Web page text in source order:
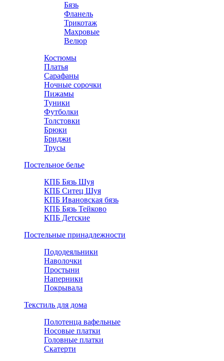
Бязь
Фланель
Трикотаж
Махровые
Велюр
Костюмы
Платья
Сарафаны
Ночные сорочки
Пижамы
Туники
Футболки
Толстовки
Брюки
Бриджи
Трусы
Постельное белье
КПБ Бязь Шуя
КПБ Ситец Шуя
КПБ Ивановская бязь
КПБ Бязь Тейково
КПБ Детские
Постельные принадлежности
Пододеяльники
Наволочки
Простыни
Наперники
Покрывала
Текстиль для дома
Полотенца вафельные
Носовые платки
Головные платки
Скатерти